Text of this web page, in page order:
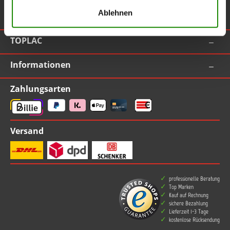
Ablehnen
TOPLAC
Informationen
Zahlungsarten
Versand
professionelle Beratung
Top Marken
Kauf auf Rechnung
sichere Bezahlung
Lieferzeit 1-3 Tage
kostenlose Rücksendung